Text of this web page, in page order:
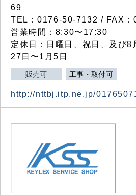
69
TEL：0176-50-7132 / FAX
営業時間：8:30〜17:30
定休日：日曜日、祝日、及び8
27日〜1月5日
販売可 工事・取付可
http://nttbj.itp.ne.jp/